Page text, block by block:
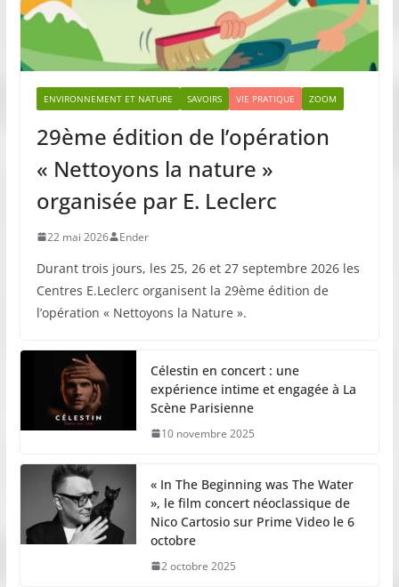
ENVIRONNEMENT ET NATURE SAVOIRS VIE PRATIQUE ZOOM
29ème édition de l’opération
« Nettoyons la nature »
organisée par E. Leclerc
22 mai 2026 Ender
Durant trois jours, les 25, 26 et 27 septembre 2026 les
Centres E.Leclerc organisent la 29ème édition de
l’opération « Nettoyons la Nature ».
Célestin en concert : une
expérience intime et engagée à La
Scène Parisienne
10 novembre 2025
« In The Beginning was The Water
», le film concert néoclassique de
Nico Cartosio sur Prime Video le 6
octobre
2 octobre 2025